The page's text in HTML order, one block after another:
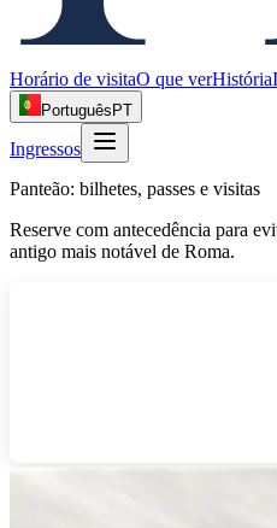
Horário de visitaO que verHistória
Português PT
Ingressos
Panteão: bilhetes, passes e visitas
Reserve com antecedência para
antigo mais notável de Roma.